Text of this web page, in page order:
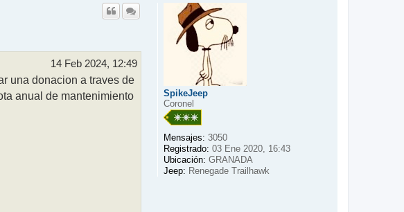
SpikeJeep
Coronel
Mensajes: 3050
Registrado: 03 Ene 2020, 16:43
Ubicación: GRANADA
Jeep: Renegade Trailhawk
14 Feb 2024, 12:49
una donacion a traves de
anual de mantenimiento